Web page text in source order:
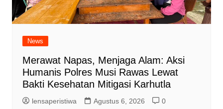
News
Merawat Napas, Menjaga Alam: Aksi
Humanis Polres Musi Rawas Lewat
Bakti Kesehatan Mitigasi Karhutla
lensaperistiwa Agustus 6, 2026 0